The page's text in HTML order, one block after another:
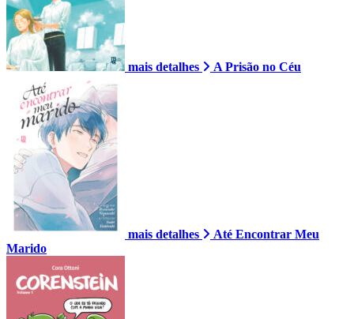
mais detalhes A Prisão no Céu
mais detalhes
Até Encontrar Meu
Marido